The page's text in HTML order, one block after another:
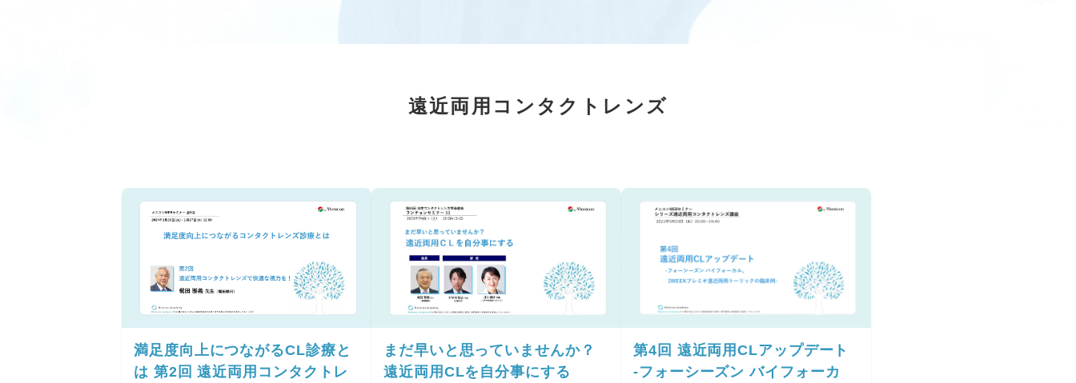
遠近両用コンタクトレンズ
満足度向上につながるCL診療と
は 第2回 遠近両用コンタクトレ
まだ早いと思っていませんか？
遠近両用CLを自分事にする
第4回 遠近両用CLアップデート
-フォーシーズン バイフォーカ